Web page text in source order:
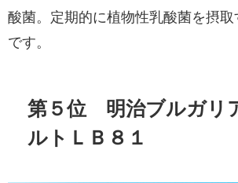
酸菌。定期的に植物性乳酸菌を摂取
です。
第５位 明治ブルガリ
ルトＬＢ８１